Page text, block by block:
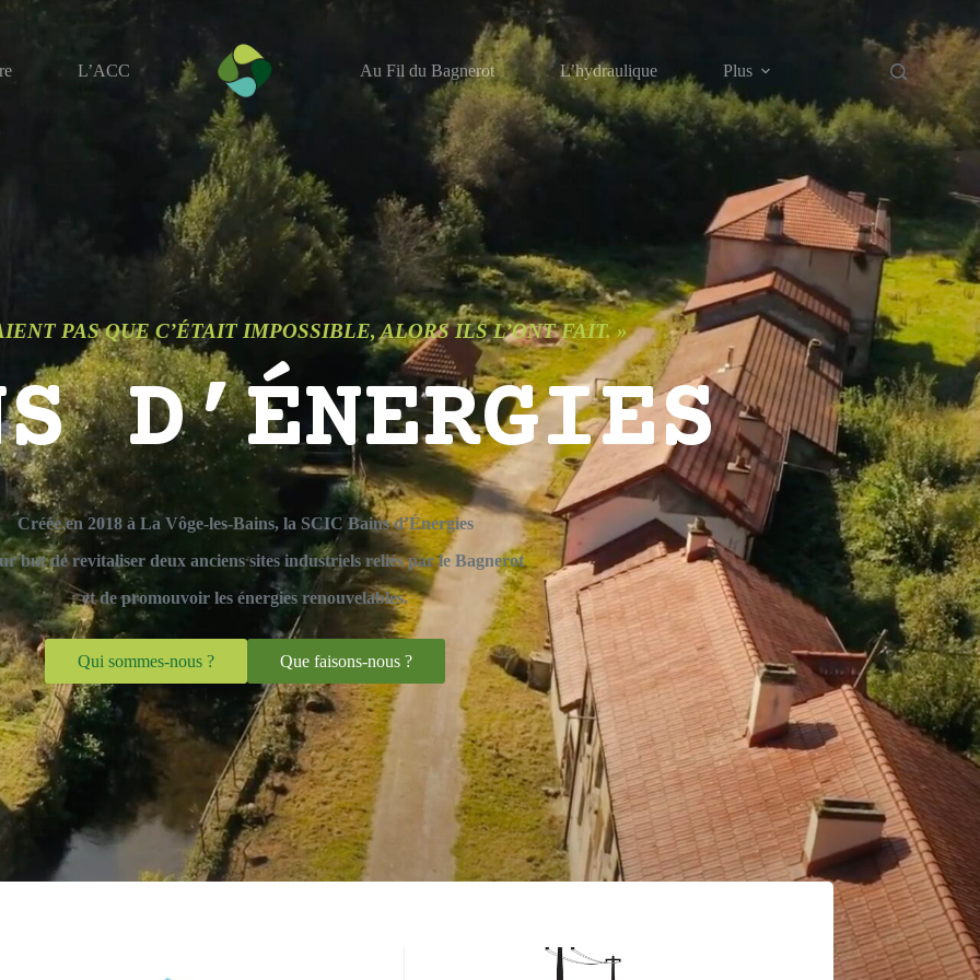
L’ACC Au Fil du Bagnerot L’hydraulique Plus
PAS QUE C’ÉTAIT IMPOSSIBLE, ALORS ILS L’ONT FAIT. »
D’ÉNERGIES
Créée en 2018 à La Vôge-les-Bains, la SCIC Bains d’Énergies
but de revitaliser deux anciens sites industriels reliés par le Bagnerot
et de promouvoir les énergies renouvelables.
Qui sommes-nous ? Que faisons-nous ?